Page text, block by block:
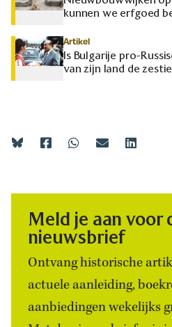
kunnen we erfgoed
Artikel
Is Bulgarije pro-
van zijn land de
Meld je aan voor
nieuwsbrief
Ontvang historische
actuele aanleiding,
aanbiedingen wekelijks